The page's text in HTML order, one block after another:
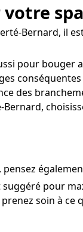
spa
Bernard, il
pour bouger
des
pour
soin à